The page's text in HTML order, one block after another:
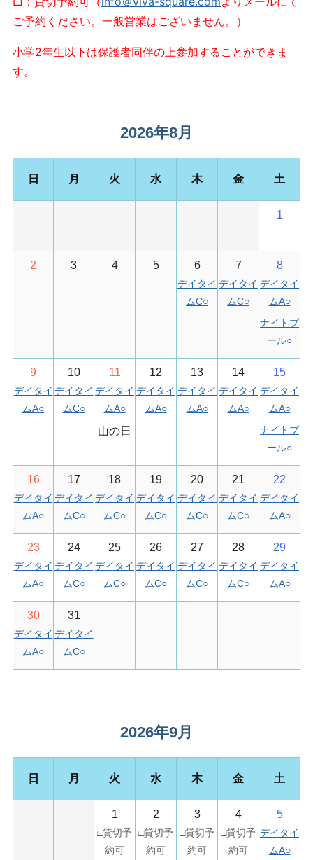
施
設
用
予
ま
ご予約ください。一般営業はございません。）
小学2年生以下は保護者同伴の上参加することができま
す。
2026年8月
日 月 火 水 木 金 土
1
2 3 4 5 6
デイタイ
ムC○
7
デイタイ
ムC○
8
デイタイ
ムA○
ナイトプ
ール○
9
デイタイ
ムA○
10
デイタイ
ムC○
11
デイタイ
ムA○
山の日
12
デイタイ
ムA○
13
デイタイ
ムA○
14
デイタイ
ムA○
15
デイタイ
ムA○
ナイトプ
ール○
16
デイタイ
ムA○
17
デイタイ
ムC○
18
デイタイ
ムC○
19
デイタイ
ムC○
20
デイタイ
ムC○
21
デイタイ
ムC○
22
デイタイ
ムA○
23
デイタイ
ムA○
24
デイタイ
ムC○
25
デイタイ
ムC○
26
デイタイ
ムC○
27
デイタイ
ムC○
28
デイタイ
ムC○
29
デイタイ
ムA○
30
デイタイ
ムA○
31
デイタイ
ムC○
2026年9月
日 月 火 水 木 金 土
1 2 3 4 5
デイタイ
ムA○